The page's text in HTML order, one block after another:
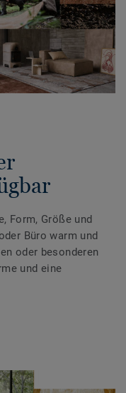
Form, Größe und
Büro warm und
oder besonderen
und eine